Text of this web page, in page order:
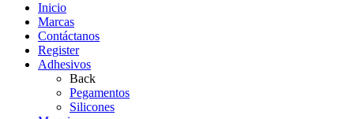
Inicio
Marcas
Contáctanos
Register
Adhesivos
Back
Pegamentos
Silicones